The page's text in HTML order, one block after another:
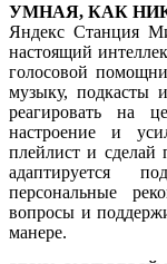
УМНАЯ, КАК
Яндекс Станция
настоящий
голосовой
музыку, подкасты
реагировать на
настроение и
плейлист и
адаптируется
персональные
вопросы и
манере.